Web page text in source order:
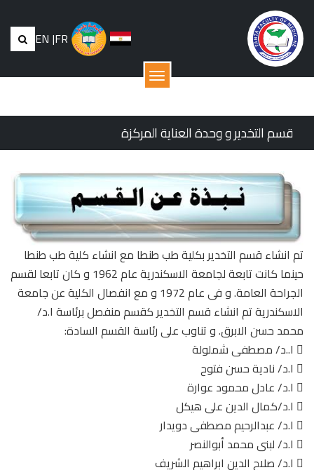
EN |FR
القائمة
قسم التخدير و وحدة العناية المركزة
تم انشاء قسم التخدير بكلية طب طنطا مع انشاء كلية طب طنطا
حينما كانت تابعة لجامعة الاسكندرية عام 1962 و كان تابعا لقسم
الجراحة العامة. و فى عام 1972 و مع انفصال الكلية عن جامعة
الاسكندرية تم انشاء قسم التخدير كقسم منفصل برئاسة ا.د/
محمد حسن الابرق. و تناوب على رئاسة القسم السادة:
 ا..د/ مصطفى شملولة
 ا.د/ نادية حسن فتوح
 ا.د/ عادل محمود عوارة
 ا.د/كمال الدين على هيكل
 ا.د/ عبدالرحيم مصطفى دويدار
 ا.د/ لبنى محمد أبوالنصر
 ا.د/ صلاح الدين ابراهيم الشريف